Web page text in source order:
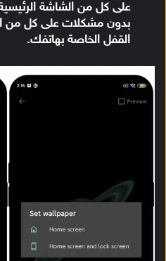
على كل من الشاشة
بدون مشكلات على كل من
القفل الخاصة بهاتفك.